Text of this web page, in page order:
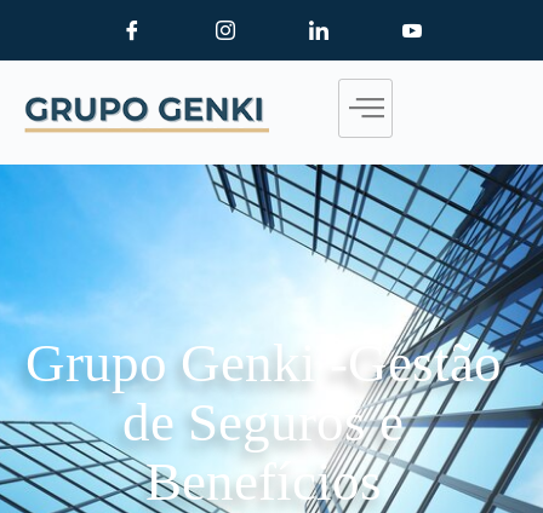
Grupo Genki -Gestão
de Seguros e
Benefícios